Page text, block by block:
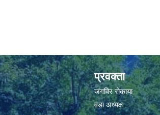
प्रवक्ता
जंगविर रोकाया
वडा अध्यक्ष